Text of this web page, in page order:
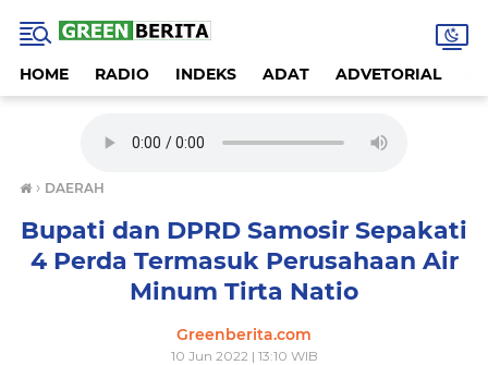
HOME RADIO INDEKS ADAT ADVETORIAL
› DAERAH
Bupati dan DPRD Samosir Sepakati
4 Perda Termasuk Perusahaan Air
Minum Tirta Natio
Greenberita.com
10 Jun 2022 | 13:10 WIB